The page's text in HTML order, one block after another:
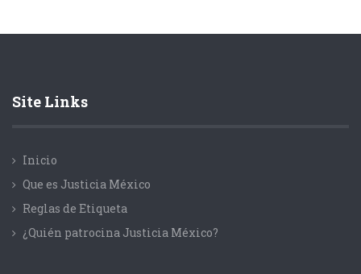
Site Links
Inicio
Que es Justicia México
Reglas de Etiqueta
¿Quién patrocina Justicia México?